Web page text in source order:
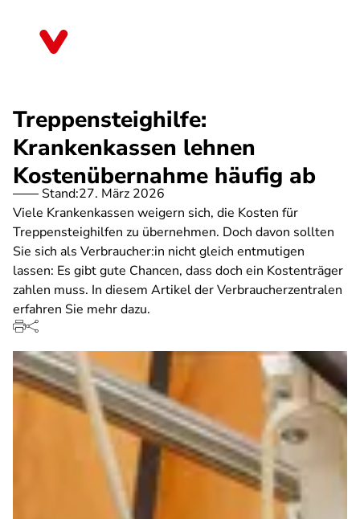
Treppensteighilfe:
Krankenkassen lehnen
Kostenübernahme häufig ab
Stand:27. März 2026
Viele Krankenkassen weigern sich, die Kosten für
Treppensteighilfen zu übernehmen. Doch davon sollten
Sie sich als Verbraucher:in nicht gleich entmutigen
lassen: Es gibt gute Chancen, dass doch ein Kostenträger
zahlen muss. In diesem Artikel der Verbraucherzentralen
erfahren Sie mehr dazu.